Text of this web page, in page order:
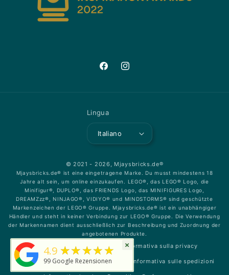
FacebookInstagram
Lingua
Italiano
© 2021 - 2026, Mjaysbricks.de®
Mjaysbricks.de® ist eine eingetragene Marke. Du musst mindestens 18
Jahre alt sein, um online einzukaufen. LEGO®, das LEGO® Logo, die
Minifigur®, DUPLO®, das FRIENDS Logo, das MINIFIGURES Logo,
DREAMZzz®, NINJAGO®, VIDIYO® und MINDSTORMS® sind geschützte
Markenzeichen der LEGO® Gruppe. Mjaysbricks.de® ist ein unabhängiger
Händler und steht in keiner Verbindung zur LEGO® Gruppe. Die Verwendung
der Markennamen dient ausschließlich zur Beschreibung und Zuordnung der
angebotenen Produkte.
Informativa sui rimborsi Informativa sulla privacy
Termini e condizioni del servizio Informativa sulle spedizioni
4.9 ★★★★★
99 Google Rezensionen
×